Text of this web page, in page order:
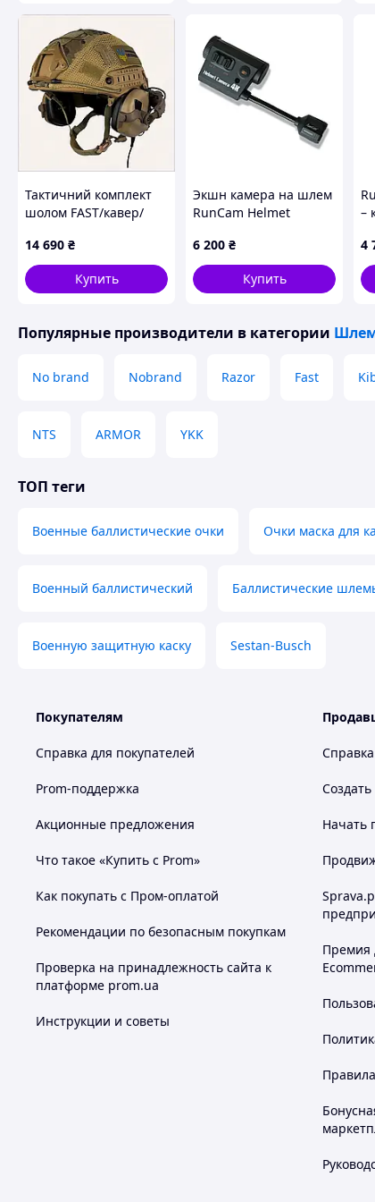
Похожие товары по характеристикам
Тактичний комплект
шолом FAST/кавер/
М31/кріплення
Чебурашка XL Койот,
88HT11678
14 690 ₴
Купить
Экшн камера на шлем
RunCam Helmet
6 200 ₴
Купить
–
4
Популярные производители в категории
No brand Nobrand Razor Fast
NTS ARMOR YKK
ТОП теги
Военные баллистические очки Очки маска для
Военный баллистический Баллистические
Военную защитную каску Sestan-Busch
Покупателям
Справка для покупателей
Prom-поддержка
Акционные предложения
Что такое «Купить с Prom»
Как покупать с Пром-оплатой
Рекомендации по безопасным покупкам
Проверка на принадлежность сайта к
платформе prom.ua
Инструкции и советы
Начать
Премия